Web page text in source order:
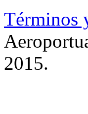
Términos
2015.